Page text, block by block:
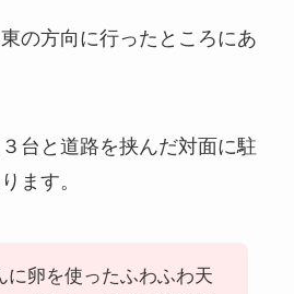
の方向に行ったところにあ
台と道路を挟んだ対面に駐
ます。
に卵を使ったふわふわ天